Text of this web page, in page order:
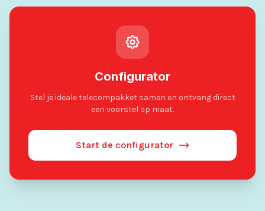
Configurator
Stel je ideale telecompakket samen en ontvang direct
een voorstel op maat.
Start de configurator